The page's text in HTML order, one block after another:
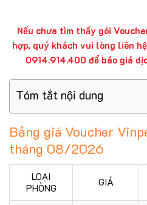
Nếu chưa tìm thấy gói
hợp, quý khách vui lòng liên
0914.914.400 để báo giá
Tóm tắt nội dung
Bảng giá Voucher
tháng 08/2026
LOẠI
PHÒNG
GIÁ